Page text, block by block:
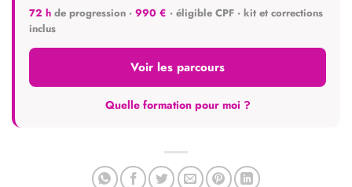
72 h de progression · 990 € · éligible CPF · kit et corrections
inclus
Voir les parcours
Quelle formation pour moi ?